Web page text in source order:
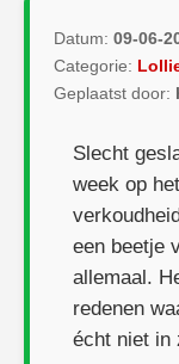
Datum: 09-06-
Categorie:
Geplaatst door:
Slecht
week op
een beetje
allemaal.
redenen
écht niet in